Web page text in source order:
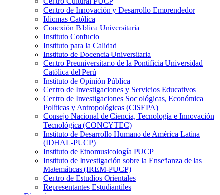
Centro de Innovación y Desarrollo Emprendedor
Idiomas Católica
Conexión Bíblica Universitaria
Instituto Confucio
Instituto para la Calidad
Instituto de Docencia Universitaria
Centro Preuniversitario de la Pontificia Universidad
Católica del Perú
Instituto de Opinión Pública
Centro de Investigaciones y Servicios Educativos
Centro de Investigaciones Sociológicas, Económica
Políticas y Antropológicas (CISEPA)
Consejo Nacional de Ciencia, Tecnología e Innovación
Tecnológica (CONCYTEC)
Instituto de Desarrollo Humano de América Latina
(IDHAL-PUCP)
Instituto de Etnomusicología PUCP
Instituto de Investigación sobre la Enseñanza de las
Matemáticas (IREM-PUCP)
Centro de Estudios Orientales
Representantes Estudiantiles